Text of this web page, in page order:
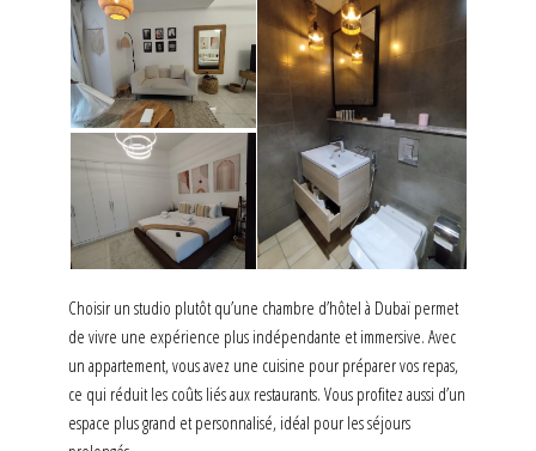
Choisir un studio plutôt qu’une chambre d’hôtel à Dubaï permet
de vivre une expérience plus indépendante et immersive. Avec
un appartement, vous avez une cuisine pour préparer vos repas,
ce qui réduit les coûts liés aux restaurants. Vous profitez aussi d’un
espace plus grand et personnalisé, idéal pour les séjours